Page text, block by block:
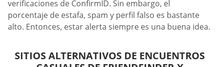
verificaciones de ConfirmID. Sin embargo, el
porcentaje de estafa, spam y perfil falso es bastante
alto. Entonces, estar alerta siempre es una buena idea.
SITIOS ALTERNATIVOS DE ENCUENTROS